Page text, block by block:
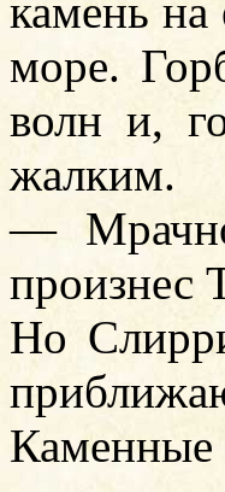
камень
море.
волн и,
жалким.
—
произнес
Но